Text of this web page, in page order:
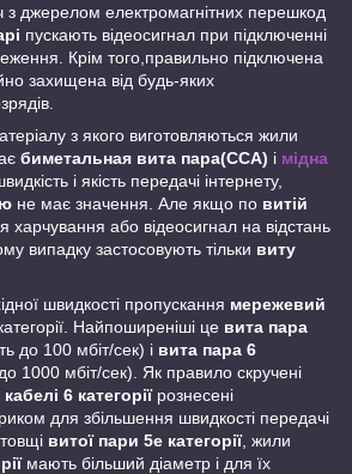
з джерелом електромагнітних перешкод
пускають відеосигнал при підключенні
Крім того,правильно підключена
захищена від будь-яких
з якого виготовляються жили
биметальная вита пара(CCA) і мідна
і якість передачі інтернету,
не має значення. Але якщо по витій
харчування або відеосигнал на відстань
випадку застосовують тільки виту
швидкості пропускання мережевий
Найпоширеніші це вита пара
до 100 мбіт/сек) і вита пара 6
1000 мбіт/сек). Як правило скручені
6 категоріїрознесені
для збільшення швидкості передачі
витої пари 5е категорії, жили
мають більший діаметр і для їх